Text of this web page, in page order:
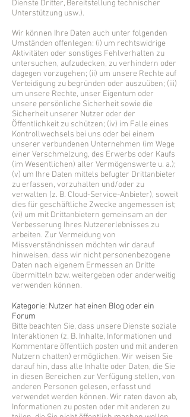
Dienste Dritter, Bereitstellung technischer
Unterstützung usw.).
Wir können Ihre Daten auch unter folgenden
Umständen offenlegen: (i) um rechtswidrige
Aktivitäten oder sonstiges Fehlverhalten zu
untersuchen, aufzudecken, zu verhindern oder
dagegen vorzugehen; (ii) um unsere Rechte auf
Verteidigung zu begründen oder auszuüben; (iii)
um unsere Rechte, unser Eigentum oder
unsere persönliche Sicherheit sowie die
Sicherheit unserer Nutzer oder der
Öffentlichkeit zu schützen; (iv) im Falle eines
Kontrollwechsels bei uns oder bei einem
unserer verbundenen Unternehmen (im Wege
einer Verschmelzung, des Erwerbs oder Kaufs
(im Wesentlichen) aller Vermögenswerte u. a.);
(v) um Ihre Daten mittels befugter Drittanbieter
zu erfassen, vorzuhalten und/oder zu
verwalten (z. B. Cloud-Service-Anbieter), soweit
dies für geschäftliche Zwecke angemessen ist;
(vi) um mit Drittanbietern gemeinsam an der
Verbesserung Ihres Nutzererlebnisses zu
arbeiten. Zur Vermeidung von
Missverständnissen möchten wir darauf
hinweisen, dass wir nicht personenbezogene
Daten nach eigenem Ermessen an Dritte
übermitteln bzw. weitergeben oder anderweitig
verwenden können.
Kategorie: Nutzer hat einen Blog oder ein
Forum
Bitte beachten Sie, dass unsere Dienste soziale
Interaktionen (z. B. Inhalte, Informationen und
Kommentare öffentlich posten und mit anderen
Nutzern chatten) ermöglichen. Wir weisen Sie
darauf hin, dass alle Inhalte oder Daten, die Sie
in diesen Bereichen zur Verfügung stellen, von
anderen Personen gelesen, erfasst und
verwendet werden können. Wir raten davon ab,
Informationen zu posten oder mit anderen zu